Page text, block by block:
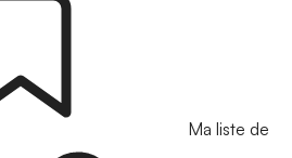
Ma liste de